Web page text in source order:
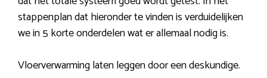
stappenplan dat hieronder te vinden is verduidelijken
we in 5 korte onderdelen wat er allemaal nodig is.
Vloerverwarming laten leggen door een deskundige.